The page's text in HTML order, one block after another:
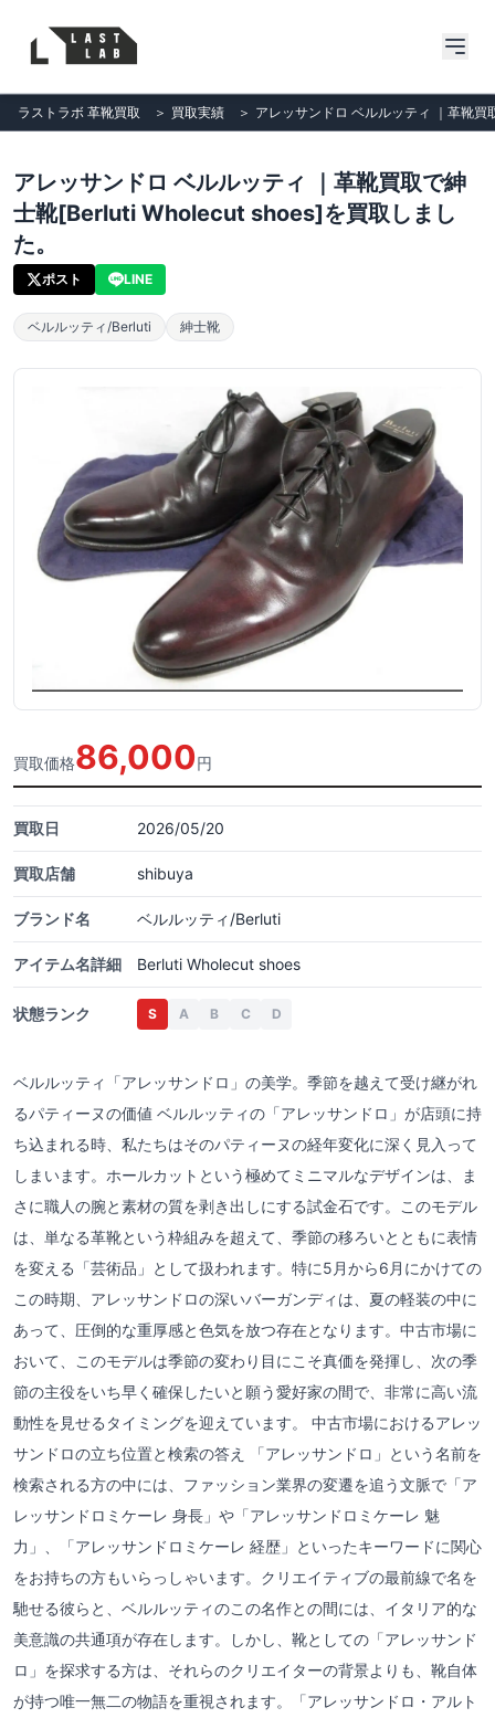
ラストラボ 革靴買取 ＞ 買取実績 ＞ アレッサンドロ ベルルッティ ｜革靴
アレッサンドロ ベルルッティ ｜革靴買取で紳
士靴[Berluti Wholecut shoes]を買取しまし
た。
ポスト LINE
ベルルッティ/Berluti 紳士靴
買取価格86,000円
買取日 2026/05/20
買取店舗 shibuya
ブランド名 ベルルッティ/Berluti
アイテム名詳細 Berluti Wholecut shoes
状態ランク S A B C D
ベルルッティ「アレッサンドロ」の美学。季節を越えて受け継がれ
るパティーヌの価値 ベルルッティの「アレッサンドロ」が店頭に持
ち込まれる時、私たちはそのパティーヌの経年変化に深く見入って
しまいます。ホールカットという極めてミニマルなデザインは、ま
さに職人の腕と素材の質を剥き出しにする試金石です。このモデル
は、単なる革靴という枠組みを超えて、季節の移ろいとともに表情
を変える「芸術品」として扱われます。特に5月から6月にかけての
この時期、アレッサンドロの深いバーガンディは、夏の軽装の中に
あって、圧倒的な重厚感と色気を放つ存在となります。中古市場に
おいて、このモデルは季節の変わり目にこそ真価を発揮し、次の季
節の主役をいち早く確保したいと願う愛好家の間で、非常に高い流
動性を見せるタイミングを迎えています。 中古市場におけるアレッ
サンドロの立ち位置と検索の答え 「アレッサンドロ」という名前を
検索される方の中には、ファッション業界の変遷を追う文脈で「ア
レッサンドロミケーレ 身長」や「アレッサンドロミケーレ 魅
力」、「アレッサンドロミケーレ 経歴」といったキーワードに関心
をお持ちの方もいらっしゃいます。クリエイティブの最前線で名を
馳せる彼らと、ベルルッティのこの名作との間には、イタリア的な
美意識の共通項が存在します。しかし、靴としての「アレッサンド
ロ」を探求する方は、それらのクリエイターの背景よりも、靴自体
が持つ唯一無二の物語を重視されます。「アレッサンドロ・アルト